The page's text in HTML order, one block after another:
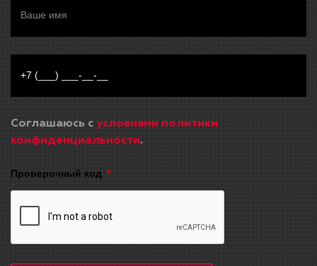
Соглашаюсь с условиями политики
конфиденциальности.
Проверочный код